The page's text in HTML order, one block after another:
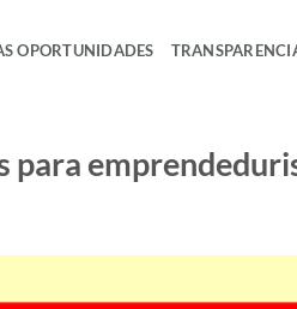
OPORTUNIDADES
para